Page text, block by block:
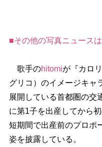
■その他の写真ニュース
歌手のhitomiが『カロ
グリコ）のイメージキャ
展開している首都圏の交
に第1子を出産してから
短期間で出産前のプロポ
姿を披露している。